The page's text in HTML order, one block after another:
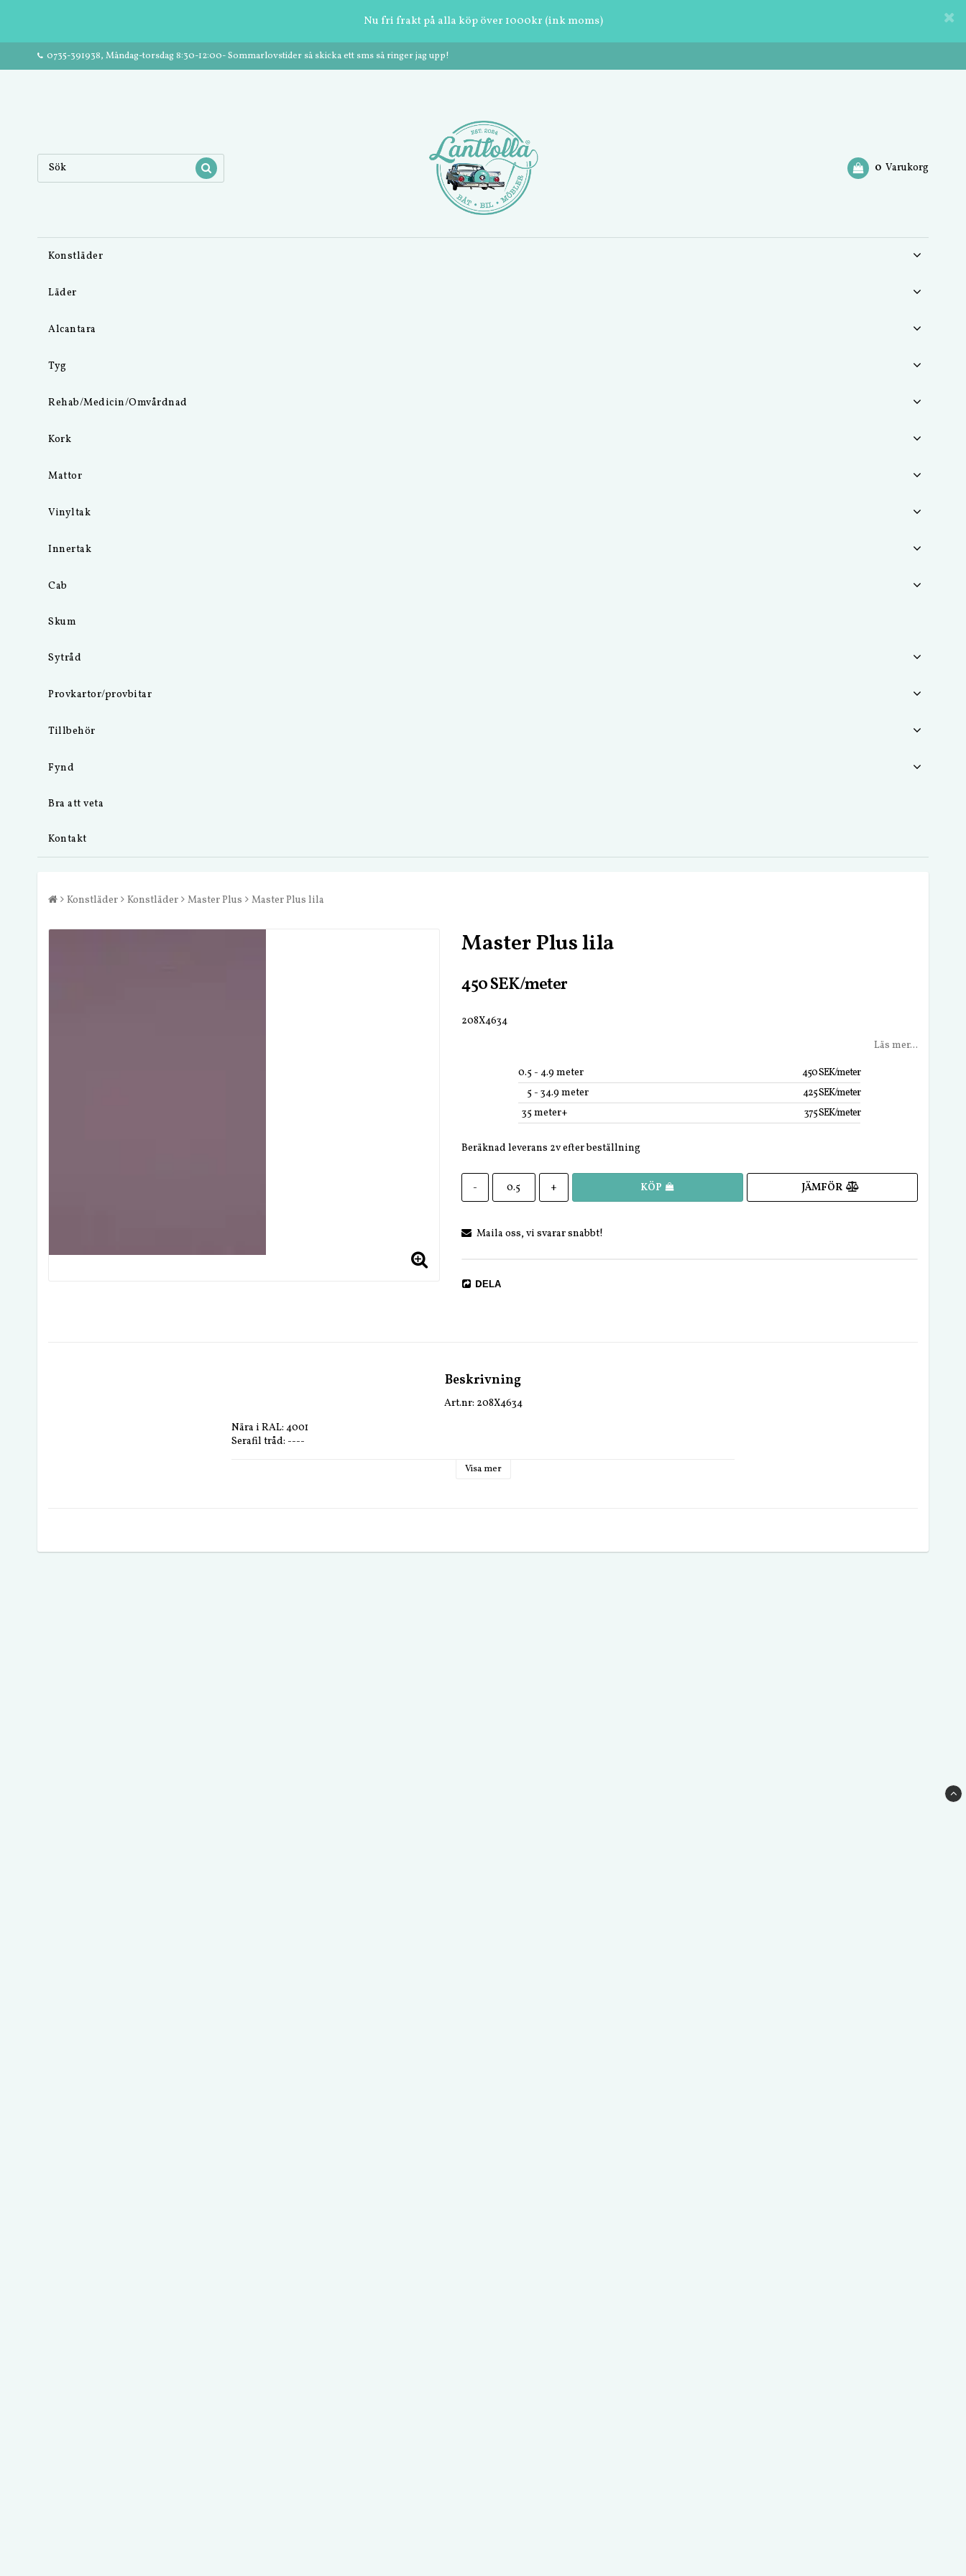
Nu fri frakt på alla köp över 1000kr (ink moms)
0735-391938, Måndag-torsdag 8:30-12:00- Sommarlovstider så skicka ett sms så ringer jag upp!
0 Varukorg
Konstläder
Läder
Alcantara
Tyg
Rehab/Medicin/Omvårdnad
Kork
Mattor
Vinyltak
Innertak
Cab
Skum
Sytråd
Provkartor/provbitar
Tillbehör
Fynd
Bra att veta
Kontakt
Konstläder Konstläder Master Plus Master Plus lila
Master Plus lila
450 SEK/meter
208X4634
Läs mer...
0.5 - 4.9 meter
450 SEK/meter
5 - 34.9 meter
425 SEK/meter
35 meter+ 375 SEK/meter
Beräknad leverans 2v efter beställning
- + KÖP JÄMFÖR
Maila oss, vi svarar snabbt!
DELA
Beskrivning
Art.nr: 208X4634
Nära i RAL: 4001
Serafil tråd: ----
Visa mer